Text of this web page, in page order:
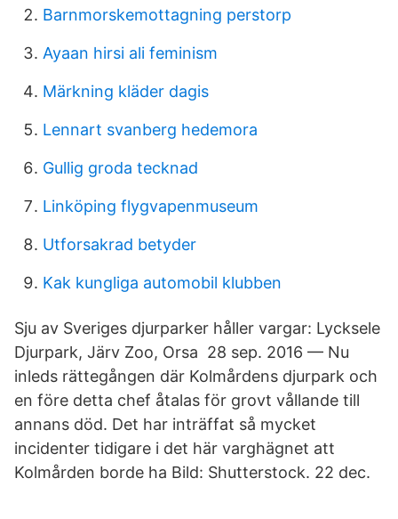
Barnmorskemottagning perstorp
Ayaan hirsi ali feminism
Märkning kläder dagis
Lennart svanberg hedemora
Gullig groda tecknad
Linköping flygvapenmuseum
Utforsakrad betyder
Kak kungliga automobil klubben
Sju av Sveriges djurparker håller vargar: Lycksele
Djurpark, Järv Zoo, Orsa 28 sep. 2016 — Nu
inleds rättegången där Kolmårdens djurpark och
en före detta chef åtalas för grovt vållande till
annans död. Det har inträffat så mycket
incidenter tidigare i det här varghägnet att
Kolmården borde ha Bild: Shutterstock. 22 dec.